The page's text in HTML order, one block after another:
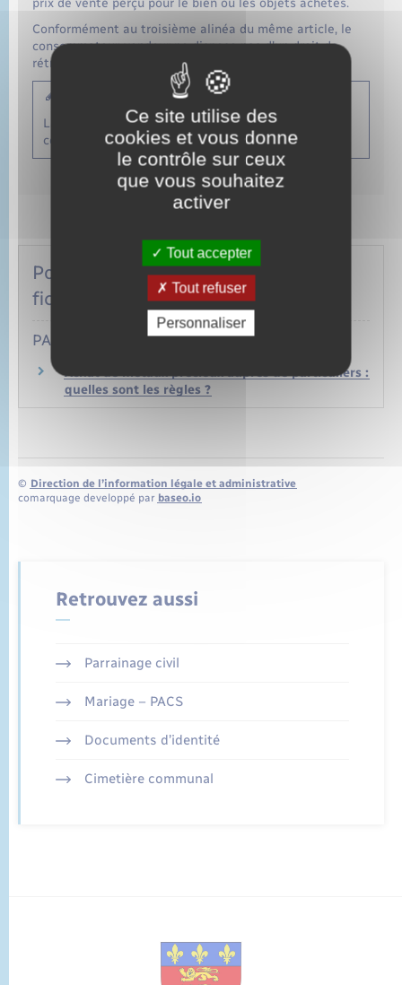
prix de vente perçu pour le bien ou les objets achetés.
Conformément au troisième alinéa du même article, le
consommateur-vendeur ne dispose pas d'un droit de
rétractation pour les opérations d'or investissement.
La taille de caractère utilisée doit être au moins de
corps 12.
Pour toute explication, consulter les
fiches pratiques :
PARTICULIERS
Achat de métaux précieux auprès de particuliers :
quelles sont les règles ?
© Direction de l’information légale et administrative
comarquage developpé par baseo.io
Retrouvez aussi
Parrainage civil
Mariage – PACS
Documents d’identité
Cimetière communal
Ce site utilise des
cookies et vous donne
le contrôle sur ceux
que vous souhaitez
activer
Tout accepter
Tout refuser
Personnaliser